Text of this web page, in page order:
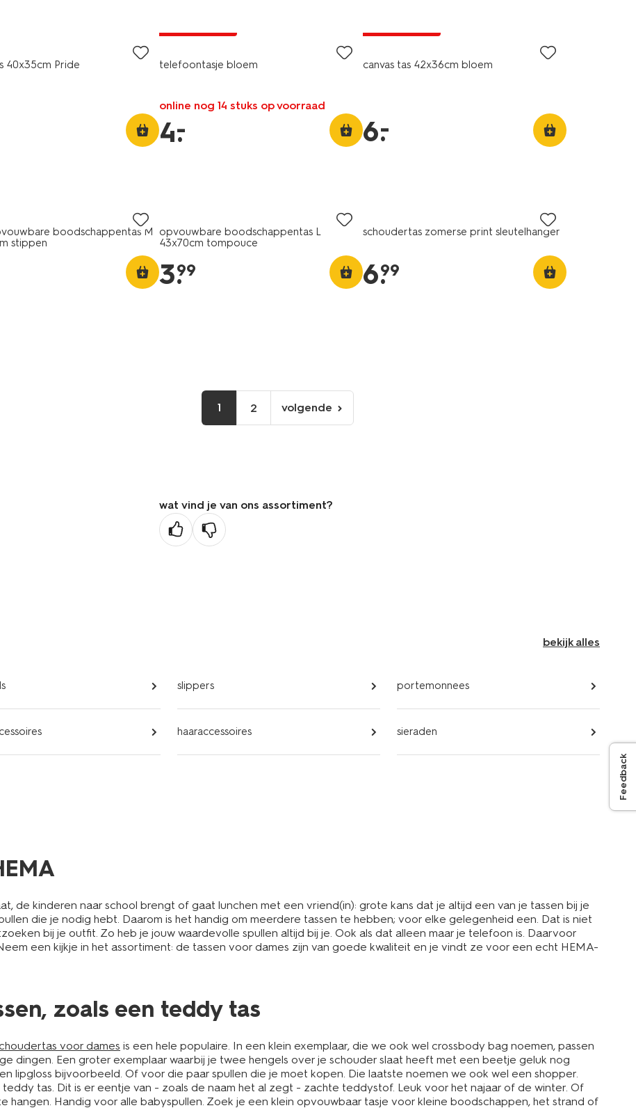
40x35cm Pride telefoontasje bloem
online nog 14 stuks op voorraad
4.
–
canvas tas 42x36cm bloem
6.
–
boodschappentas M
stippen
opvouwbare boodschappentas L
43x70cm tompouce
3.
99
schoudertas zomerse print sleutelhanger
6.
99
1 2
volgende
pagina
volgende
wat vind je van ons assortiment?
Feedback
bekijk alles
slippers portemonnees
haaraccessoires sieraden
de kinderen naar school brengt of gaat lunchen met een vriend(in): grote kans dat je altijd een van je tassen bij je
die je nodig hebt. Daarom is het handig om meerdere tassen te hebben; voor elke gelegenheid een. Dat is niet
bij je outfit. Zo heb je jouw waardevolle spullen altijd bij je. Ook als dat alleen maar je telefoon is. Daarvoor
een kijkje in het assortiment: de tassen voor dames zijn van goede kwaliteit en je vindt ze voor een echt HEMA-
zoals een teddy tas
voor dames is een hele populaire. In een klein exemplaar, die we ook wel crossbody bag noemen, passen
dingen. Een groter exemplaar waarbij je twee hengels over je schouder slaat heeft met een beetje geluk nog
lipgloss bijvoorbeeld. Of voor die paar spullen die je moet kopen. Die laatste noemen we ook wel een shopper.
tas. Dit is er eentje van - zoals de naam het al zegt - zachte teddystof. Leuk voor het najaar of de winter. Of
Handig voor alle babyspullen. Zoek je een klein opvouwbaar tasje voor kleine boodschappen, het strand of